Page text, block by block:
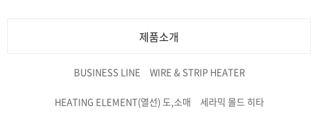
제품소개
BUSINESS LINE WIRE & STRIP HEATER
HEATING ELEMENT(열선) 도,소매 세라믹 몰드 히타